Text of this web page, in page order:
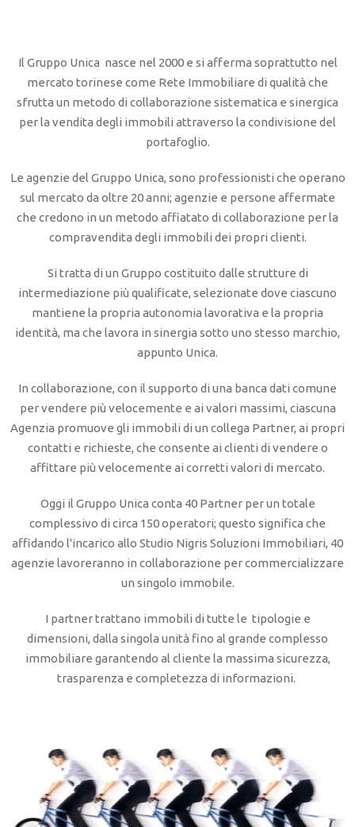
Il Gruppo Unica nasce nel 2000 e si afferma soprattutto nel
mercato torinese come Rete Immobiliare di qualità che
sfrutta un metodo di collaborazione sistematica e sinergica
per la vendita degli immobili attraverso la condivisione del
portafoglio.
Le agenzie del Gruppo Unica, sono professionisti che operano
sul mercato da oltre 20 anni; agenzie e persone affermate
che credono in un metodo affiatato di collaborazione per la
compravendita degli immobili dei propri clienti.
Si tratta di un Gruppo costituito dalle strutture di
intermediazione più qualificate, selezionate dove ciascuno
mantiene la propria autonomia lavorativa e la propria
identità, ma che lavora in sinergia sotto uno stesso marchio,
appunto Unica.
In collaborazione, con il supporto di una banca dati comune
per vendere più velocemente e ai valori massimi, ciascuna
Agenzia promuove gli immobili di un collega Partner, ai propri
contatti e richieste, che consente ai clienti di vendere o
affittare più velocemente ai corretti valori di mercato.
Oggi il Gruppo Unica conta 40 Partner per un totale
complessivo di circa 150 operatori; questo significa che
affidando l'incarico allo Studio Nigris Soluzioni Immobiliari, 40
agenzie lavoreranno in collaborazione per commercializzare
un singolo immobile.
I partner trattano immobili di tutte le tipologie e
dimensioni, dalla singola unità fino al grande complesso
immobiliare garantendo al cliente la massima sicurezza,
trasparenza e completezza di informazioni.